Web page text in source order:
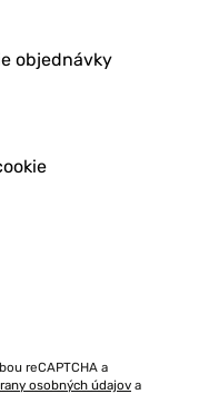
objednávky
reCAPTCHA a
osobných údajov a